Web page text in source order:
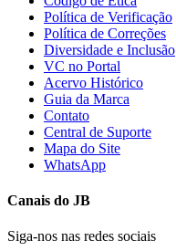
Política de Verificação
Política de Correções
Diversidade e Inclusão
VC no Portal
Acervo Histórico
Guia da Marca
Contato
Central de Suporte
Mapa do Site
WhatsApp
Canais do JB
Siga-nos nas redes sociais